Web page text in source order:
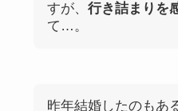
すが、 行き詰まりを
て…。
昨年結婚したのもあ